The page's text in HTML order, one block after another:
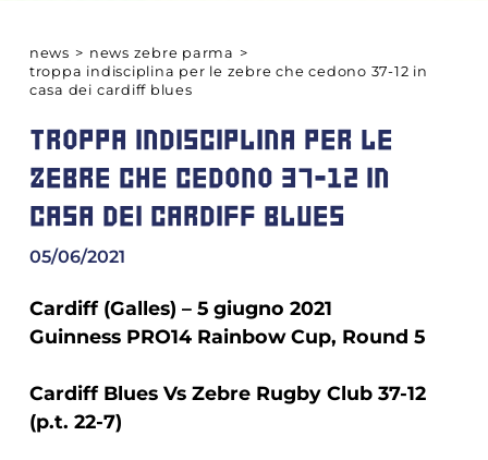
news > news zebre parma >
troppa indisciplina per le zebre che cedono 37-12 in
casa dei cardiff blues
TROPPA INDISCIPLINA PER LE
ZEBRE CHE CEDONO 37-12 IN
CASA DEI CARDIFF BLUES
05/06/2021
Cardiff (Galles) – 5 giugno 2021
Guinness PRO14 Rainbow Cup, Round 5
Cardiff Blues Vs Zebre Rugby Club 37-12
(p.t. 22-7)